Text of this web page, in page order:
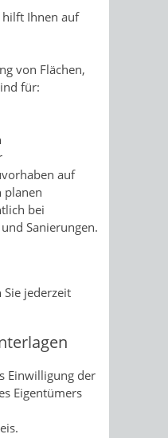
hilft Ihnen auf
von Flächen,
für:
auf
planen
bei
Sanierungen.
jederzeit
Einwilligung der
Eigentümers